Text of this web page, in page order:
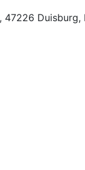
Duisburg,